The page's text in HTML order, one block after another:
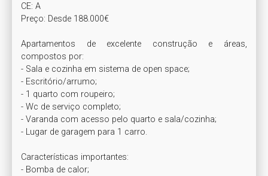
CE: A
Preço: Desde 188.000€
Apartamentos de excelente construção e áreas,
compostos por:
- Sala e cozinha em sistema de open space;
- Escritório/arrumo;
- 1 quarto com roupeiro;
- Wc de serviço completo;
- Varanda com acesso pelo quarto e sala/cozinha;
- Lugar de garagem para 1 carro.
Características importantes:
- Bomba de calor;